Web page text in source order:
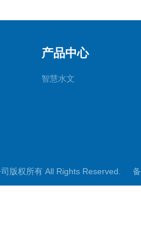
产品中心
智慧水文
版权所有 All Rights Reserved.